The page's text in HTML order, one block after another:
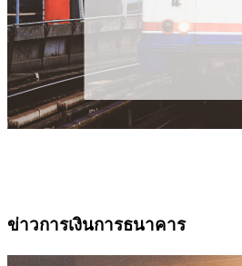
ข่าวการเงินการธนาคาร